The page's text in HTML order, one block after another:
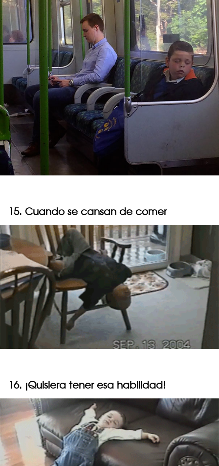
15. Cuando se cansan de comer
16. ¡Quisiera tener esa habilidad!